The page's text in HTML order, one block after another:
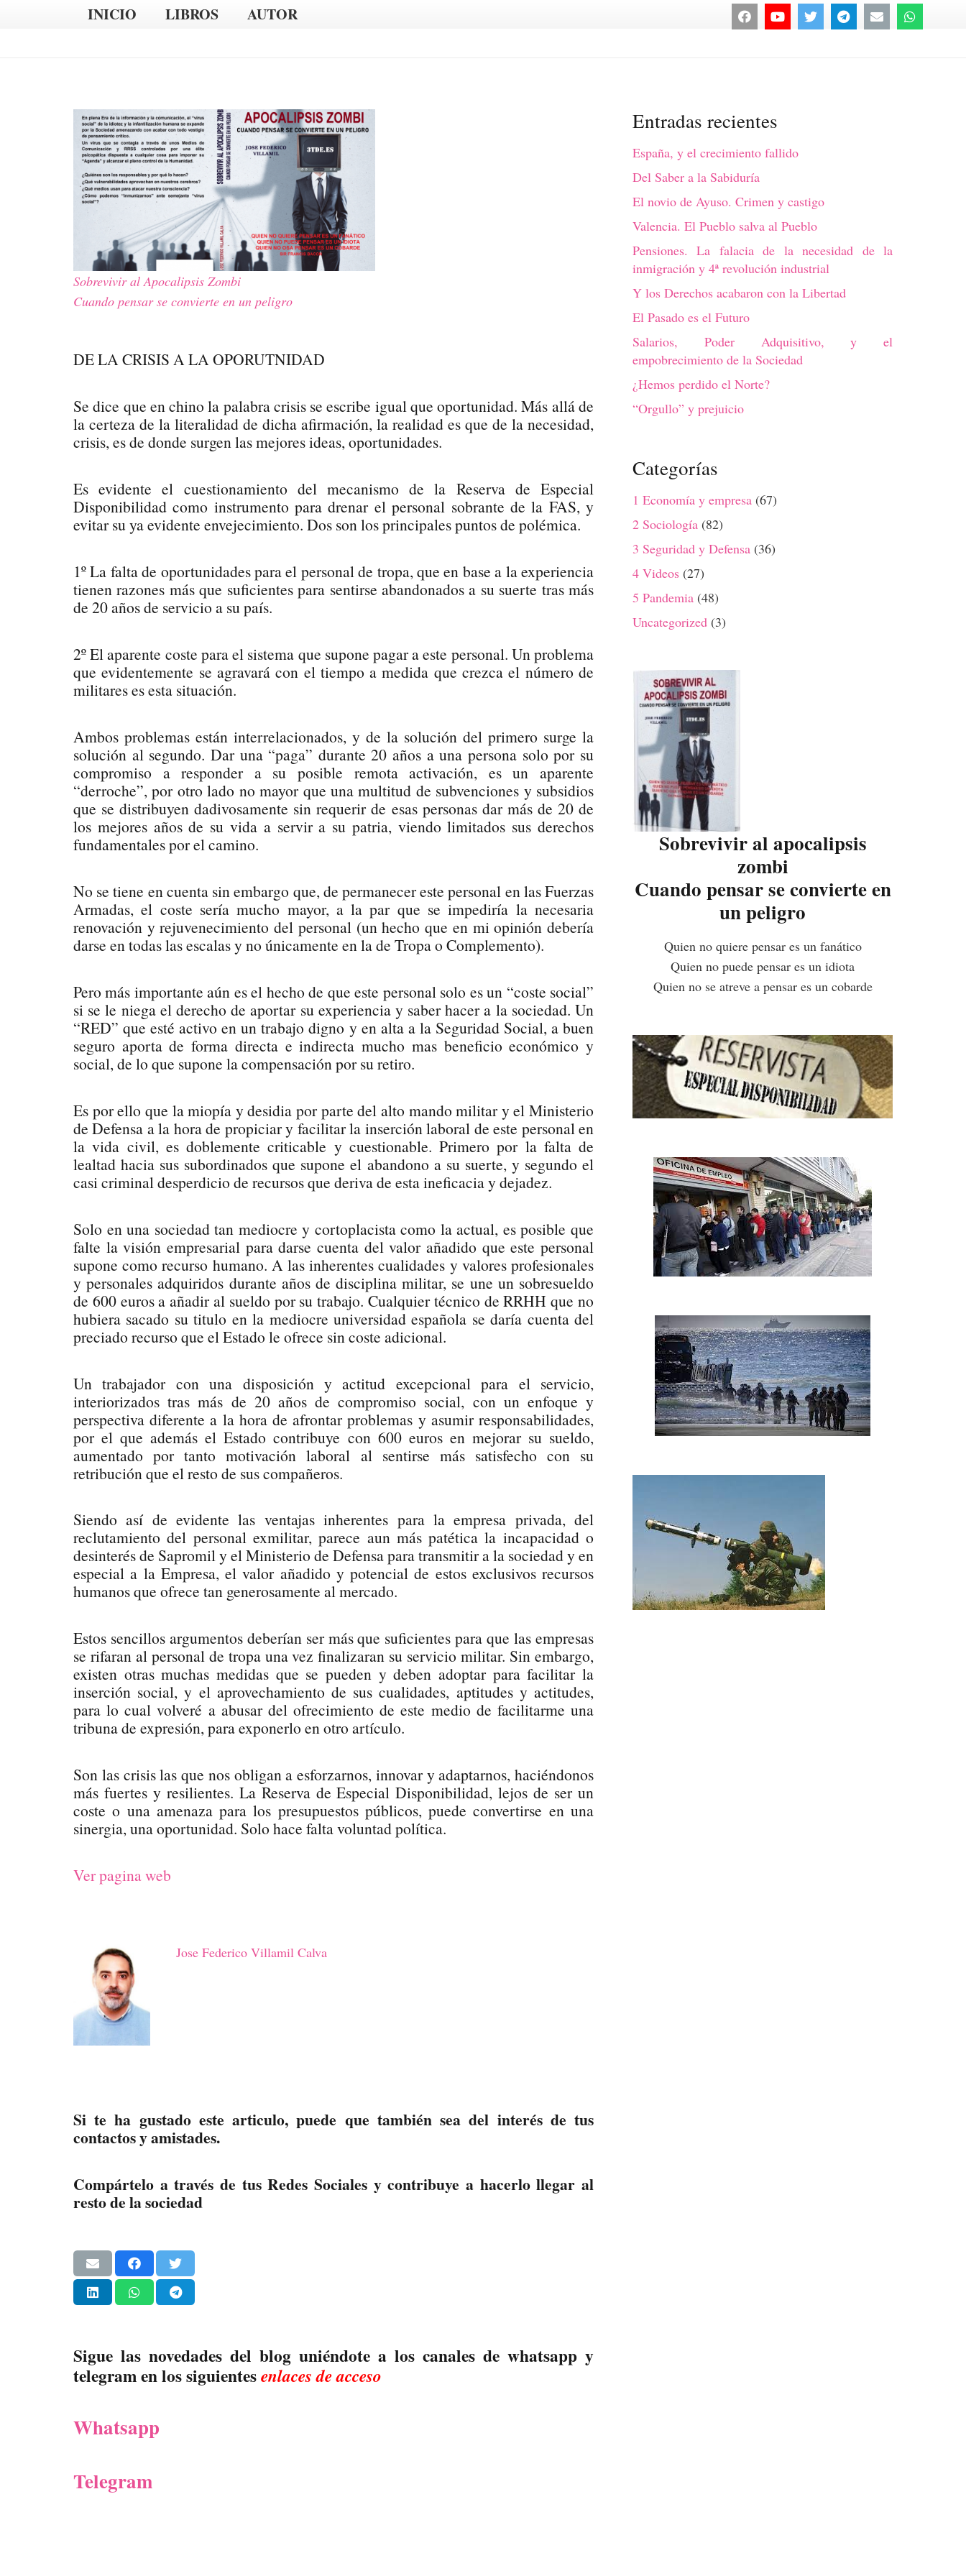
INICIO LIBROS AUTOR
Sobrevivir al Apocalipsis Zombi
Cuando pensar se convierte en un peligro
DE LA CRISIS A LA OPORUTNIDAD
Se dice que en chino la palabra crisis se escribe igual que oportunidad. Más allá de
la certeza de la literalidad de dicha afirmación, la realidad es que de la necesidad,
crisis, es de donde surgen las mejores ideas, oportunidades.
Es evidente el cuestionamiento del mecanismo de la Reserva de Especial
Disponibilidad como instrumento para drenar el personal sobrante de la FAS, y
evitar su ya evidente envejecimiento. Dos son los principales puntos de polémica.
1º La falta de oportunidades para el personal de tropa, que en base a la experiencia
tienen razones más que suficientes para sentirse abandonados a su suerte tras más
de 20 años de servicio a su país.
2º El aparente coste para el sistema que supone pagar a este personal. Un problema
que evidentemente se agravará con el tiempo a medida que crezca el número de
militares es esta situación.
Ambos problemas están interrelacionados, y de la solución del primero surge la
solución al segundo. Dar una “paga” durante 20 años a una persona solo por su
compromiso a responder a su posible remota activación, es un aparente
“derroche”, por otro lado no mayor que una multitud de subvenciones y subsidios
que se distribuyen dadivosamente sin requerir de esas personas dar más de 20 de
los mejores años de su vida a servir a su patria, viendo limitados sus derechos
fundamentales por el camino.
No se tiene en cuenta sin embargo que, de permanecer este personal en las Fuerzas
Armadas, el coste sería mucho mayor, a la par que se impediría la necesaria
renovación y rejuvenecimiento del personal (un hecho que en mi opinión debería
darse en todas las escalas y no únicamente en la de Tropa o Complemento).
Pero más importante aún es el hecho de que este personal solo es un “coste social”
si se le niega el derecho de aportar su experiencia y saber hacer a la sociedad. Un
“RED” que esté activo en un trabajo digno y en alta a la Seguridad Social, a buen
seguro aporta de forma directa e indirecta mucho mas beneficio económico y
social, de lo que supone la compensación por su retiro.
Es por ello que la miopía y desidia por parte del alto mando militar y el Ministerio
de Defensa a la hora de propiciar y facilitar la inserción laboral de este personal en
la vida civil, es doblemente criticable y cuestionable. Primero por la falta de
lealtad hacia sus subordinados que supone el abandono a su suerte, y segundo el
casi criminal desperdicio de recursos que deriva de esta ineficacia y dejadez.
Solo en una sociedad tan mediocre y cortoplacista como la actual, es posible que
falte la visión empresarial para darse cuenta del valor añadido que este personal
supone como recurso humano. A las inherentes cualidades y valores profesionales
y personales adquiridos durante años de disciplina militar, se une un sobresueldo
de 600 euros a añadir al sueldo por su trabajo. Cualquier técnico de RRHH que no
hubiera sacado su titulo en la mediocre universidad española se daría cuenta del
preciado recurso que el Estado le ofrece sin coste adicional.
Un trabajador con una disposición y actitud excepcional para el servicio,
interiorizados tras más de 20 años de compromiso social, con un enfoque y
perspectiva diferente a la hora de afrontar problemas y asumir responsabilidades,
por el que además el Estado contribuye con 600 euros en mejorar su sueldo,
aumentado por tanto motivación laboral al sentirse más satisfecho con su
retribución que el resto de sus compañeros.
Siendo así de evidente las ventajas inherentes para la empresa privada, del
reclutamiento del personal exmilitar, parece aun más patética la incapacidad o
desinterés de Sapromil y el Ministerio de Defensa para transmitir a la sociedad y en
especial a la Empresa, el valor añadido y potencial de estos exclusivos recursos
humanos que ofrece tan generosamente al mercado.
Estos sencillos argumentos deberían ser más que suficientes para que las empresas
se rifaran al personal de tropa una vez finalizaran su servicio militar. Sin embargo,
existen otras muchas medidas que se pueden y deben adoptar para facilitar la
inserción social, y el aprovechamiento de sus cualidades, aptitudes y actitudes,
para lo cual volveré a abusar del ofrecimiento de este medio de facilitarme una
tribuna de expresión, para exponerlo en otro artículo.
Son las crisis las que nos obligan a esforzarnos, innovar y adaptarnos, haciéndonos
más fuertes y resilientes. La Reserva de Especial Disponibilidad, lejos de ser un
coste o una amenaza para los presupuestos públicos, puede convertirse en una
sinergia, una oportunidad. Solo hace falta voluntad política.
Ver pagina web
Jose Federico Villamil Calva
Si te ha gustado este articulo, puede que también sea del interés de tus
contactos y amistades.
Compártelo a través de tus Redes Sociales y contribuye a hacerlo llegar al
resto de la sociedad
Sigue las novedades del blog uniéndote a los canales de whatsapp y
telegram en los siguientesenlaces de acceso
Whatsapp
Telegram
Entradas recientes
España, y el crecimiento fallido
Del Saber a la Sabiduría
El novio de Ayuso. Crimen y castigo
Valencia. El Pueblo salva al Pueblo
Pensiones. La falacia de la necesidad de la
inmigración y 4ª revolución industrial
Y los Derechos acabaron con la Libertad
El Pasado es el Futuro
Salarios, Poder Adquisitivo, y el
empobrecimiento de la Sociedad
¿Hemos perdido el Norte?
“Orgullo” y prejuicio
Categorías
1 Economía y empresa (67)
2 Sociología (82)
3 Seguridad y Defensa (36)
4 Videos (27)
5 Pandemia (48)
Uncategorized (3)
Sobrevivir al apocalipsis
zombi
Cuando pensar se convierte en
un peligro
Quien no quiere pensar es un fanático
Quien no puede pensar es un idiota
Quien no se atreve a pensar es un cobarde